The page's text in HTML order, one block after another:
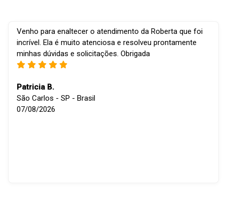
Venho para enaltecer o atendimento da Roberta que foi
incrível. Ela é muito atenciosa e resolveu prontamente
minhas dúvidas e solicitações. Obrigada
Patricia B.
São Carlos - SP - Brasil
07/08/2026